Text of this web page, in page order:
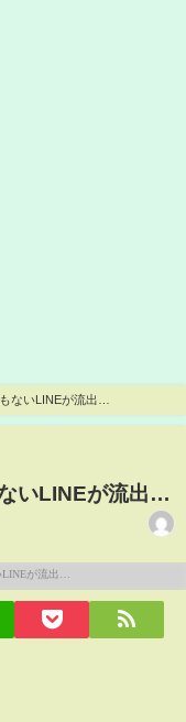
ないLINEが流出…
いLINEが流出…